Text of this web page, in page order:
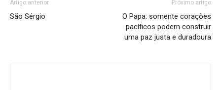
Artigo anterior
São Sérgio
Próximo artigo
O Papa: somente corações
pacíficos podem construir
uma paz justa e duradoura